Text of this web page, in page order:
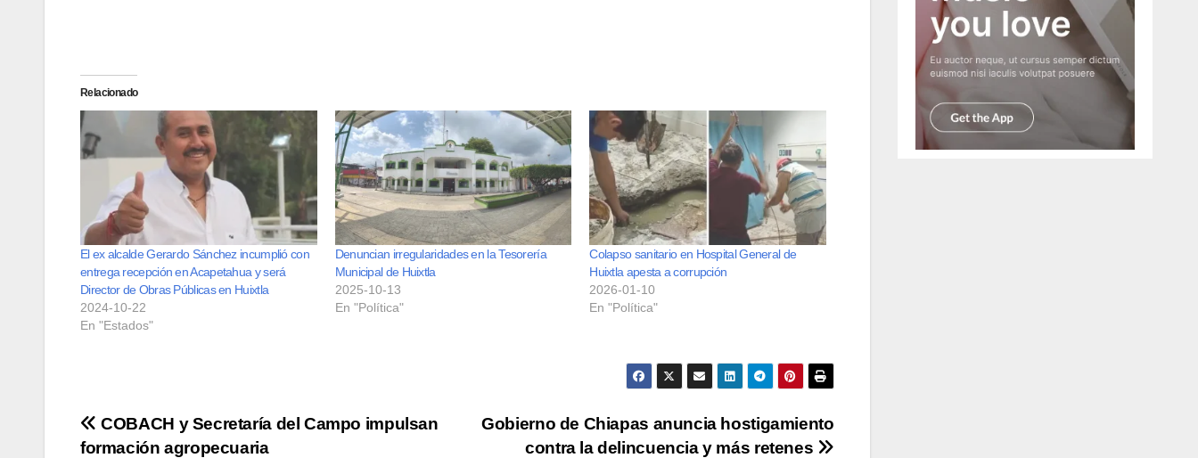
Relacionado
El ex alcalde Gerardo Sánchez incumplió con
entrega recepción en Acapetahua y será
Director de Obras Públicas en Huixtla
2024-10-22
En "Estados"
Denuncian irregularidades en la Tesorería
Municipal de Huixtla
2025-10-13
En "Política"
Colapso sanitario en Hospital General de
Huixtla apesta a corrupción
2026-01-10
En "Política"
Navegación
Gobierno de Chiapas anuncia hostigamiento
contra la delincuencia y más retenes
COBACH y Secretaría del Campo impulsan
formación agropecuaria